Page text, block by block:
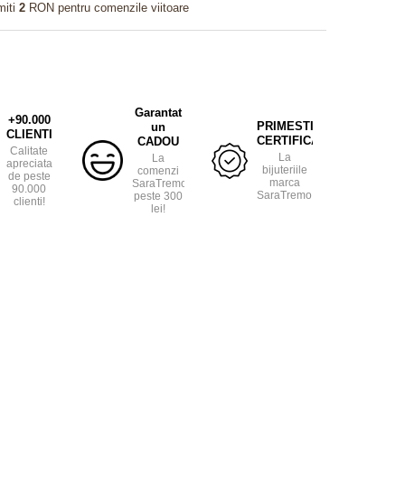
2 RON pentru comenzile viitoare
+90.000
CLIENTI
Calitate
apreciata
de peste
90.000
clienti!
Garantat
un
CADOU
La
comenzi
SaraTremo
peste 300
lei!
PRIMESTI
CERTIFICAT
La
bijuteriile
marca
SaraTremo.